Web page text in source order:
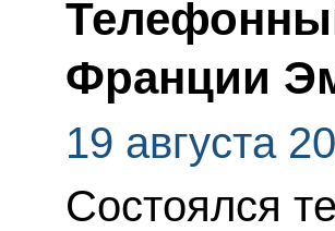
Франции
19 августа
Состоялся